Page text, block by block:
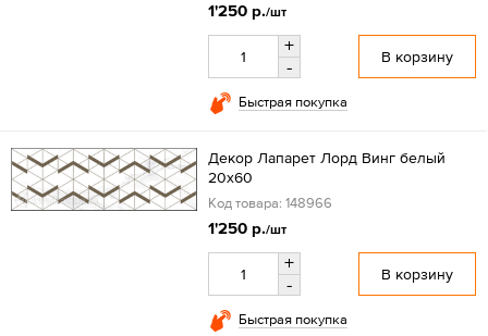
1'250 р./шт
+
-
В корзину
Быстрая покупка
Декор Лапарет Лорд Винг белый
20x60
Код товара: 148966
1'250 р./шт
+
-
В корзину
Быстрая покупка